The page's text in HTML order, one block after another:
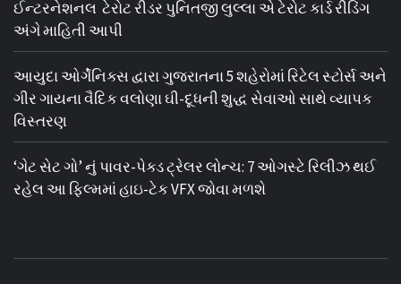
ઈન્ટરનેશનલ ટેરોટ રીડર પુનિતજી લુલ્લા એ ટેરોટ કાર્ડ રીડિંગ
અંગે માહિતી આપી
આયુદા ઓર્ગેનિક્સ દ્વારા ગુજરાતના 5 શહેરોમાં રિટેલ સ્ટોર્સ અને
ગીર ગાયના વૈદિક વલોણા ઘી-દૂધની શુદ્ધ સેવાઓ સાથે વ્યાપક
વિસ્તરણ
‘ગેટ સેટ ગો’ નું પાવર-પેક્ડ ટ્રેલર લોન્ચ: 7 ઓગસ્ટે રિલીઝ થઈ
રહેલ આ ફિલ્મમાં હાઇ-ટેક VFX જોવા મળશે